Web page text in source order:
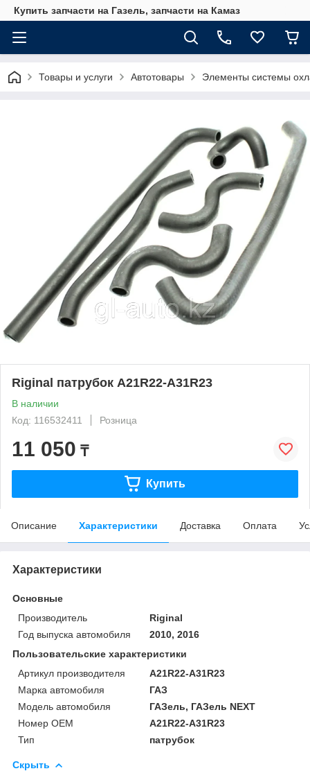
Купить запчасти на Газель, запчасти на Камаз
Товары и услуги Автотовары Элементы системы
Riginal патрубок A21R22-A31R23
В наличии
Код: 116532411
Розница
11 050 ₸
Купить
Описание Характеристики Доставка Оплата
Характеристики
Основные
Производитель
Riginal
Год выпуска автомобиля
2010, 2016
Пользовательские характеристики
Артикул производителя
A21R22-A31R23
Марка автомобиля
ГАЗ
Модель автомобиля
ГАЗель, ГАЗель NEXT
Номер OEM
A21R22-A31R23
Тип
патрубок
Скрыть